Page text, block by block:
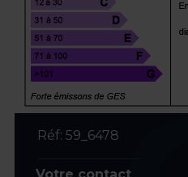
Réf: 59_6478